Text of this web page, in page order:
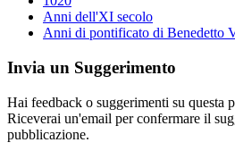
Anni dell'XI secolo
Anni di pontificato di Benedetto
Invia un Suggerimento
Hai feedback o suggerimenti su questa
Riceverai un'email per confermare il
pubblicazione.